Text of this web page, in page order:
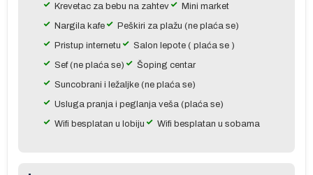
Krevetac za bebu na zahtev
Mini market
Nargila kafe
Peškiri za plažu (ne plaća se)
Pristup internetu
Salon lepote ( plaća se )
Sef (ne plaća se)
Šoping centar
Suncobrani i ležaljke (ne plaća se)
Usluga pranja i peglanja veša (plaća se)
Wifi besplatan u lobiju
Wifi besplatan u sobama